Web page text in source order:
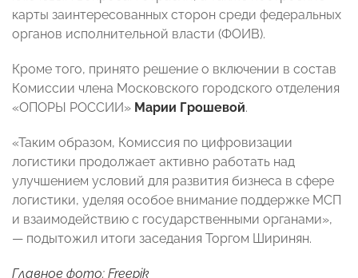
карты заинтересованных сторон среди федеральных
органов исполнительной власти (ФОИВ).
Кроме того, принято решение о включении в состав
Комиссии члена Московского городского отделения
«ОПОРЫ РОССИИ» Марии Грошевой.
«Таким образом, Комиссия по цифровизации
логистики продолжает активно работать над
улучшением условий для развития бизнеса в сфере
логистики, уделяя особое внимание поддержке МСП
и взаимодействию с государственными органами»,
— подытожил итоги заседания Торгом Ширинян.
Главное фото: Freepik